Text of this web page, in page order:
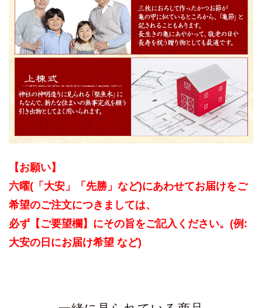
【お願い】
六曜(「大安」「先勝」など)にあわせてお届けをご
希望のご注文につきましては、
必ず【ご要望欄】にその旨をご記入ください。(例:
大安の日にお届け希望 など)